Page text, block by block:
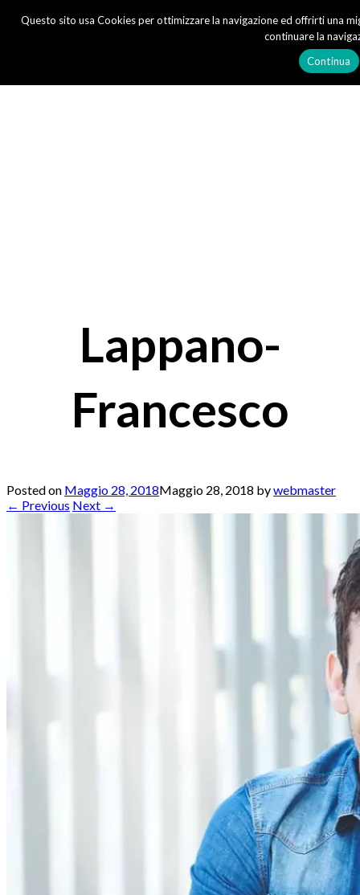
Lappano-
Francesco
Posted on Maggio 28, 2018Maggio 28, 2018 bywebmaster
← Previous Next →
Questo sito usa Cookies per ottimizzare la navigazione ed offrirti una
continuare la
Continua